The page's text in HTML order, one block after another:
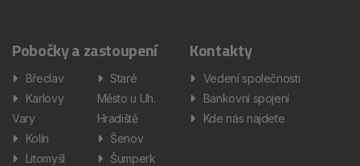
Pobočky a zastoupení
Břeclav
Karlovy
Vary
Kolín
Litomyšl
Staré
Město u Uh.
Hradiště
Šenov
Šumperk
Kontakty
Vedení společnosti
Bankovní spojení
Kde nás najdete